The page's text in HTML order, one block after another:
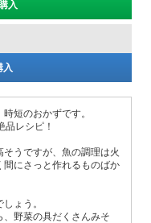
入
入
短のおかずです。
レシピ！
うですが、魚の調理は火
間にさっと作れるものばか
ょう。
野菜の具だくさんみそ